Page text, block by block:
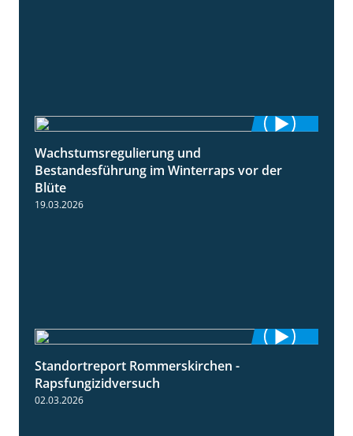
Wachstumsregulierung und
Bestandesführung im Winterraps vor der
Blüte
19.03.2026
Standortreport Rommerskirchen -
Rapsfungizidversuch
02.03.2026